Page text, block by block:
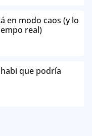
en modo caos (y lo
real)
que podría